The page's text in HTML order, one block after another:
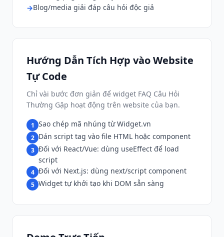
Blog/media giải đáp câu hỏi độc giả
Hướng Dẫn Tích Hợp vào Website
Tự Code
Chỉ vài bước đơn giản để widget FAQ Câu Hỏi
Thường Gặp hoạt động trên website của bạn.
1 Sao chép mã nhúng từ Widget.vn
2 Dán script tag vào file HTML hoặc component
3 Đối với React/Vue: dùng useEffect để load
script
4 Đối với Next.js: dùng next/script component
5 Widget tự khởi tạo khi DOM sẵn sàng